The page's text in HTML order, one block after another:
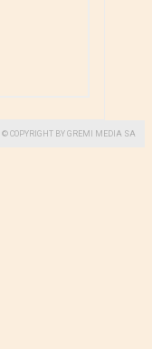
© COPYRIGHT BY GREMI MEDIA SA